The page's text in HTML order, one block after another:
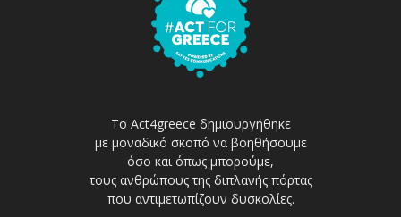
Το Act4greece δημιουργήθηκε
με μοναδικό σκοπό να βοηθήσουμε
όσο και όπως μπορούμε,
τους ανθρώπους της διπλανής πόρτας
που αντιμετωπίζουν δυσκολίες.